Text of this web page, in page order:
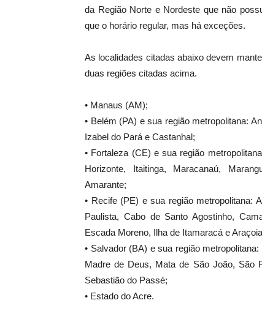
da Região Norte e Nordeste que não
que o horário regular, mas há exceções.
As localidades citadas abaixo devem
duas regiões citadas acima.
• Manaus (AM);
• Belém (PA) e sua região metropolitana:
Izabel do Pará e Castanhal;
• Fortaleza (CE) e sua região
Horizonte, Itaitinga, Maracanaú,
Amarante;
• Recife (PE) e sua região metropolitana:
Paulista, Cabo de Santo Agostinho,
Escada Moreno, Ilha de Itamaracá e
• Salvador (BA) e sua região
Madre de Deus, Mata de São João, São
Sebastião do Passé;
• Estado do Acre.